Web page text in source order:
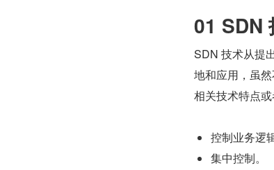
01 SDN
SDN 技术从提
地和应用，虽
相关技术特点
控制业务逻
集中控制。